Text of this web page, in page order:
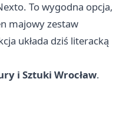
To wygodna opcja,
majowy zestaw
układa dziś literacką
i Sztuki Wrocław.